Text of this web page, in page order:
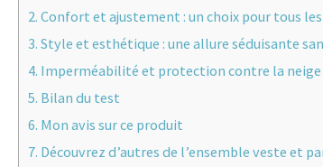
2. Confort et ajustement : un choix pour tous
3. Style et esthétique : une allure séduisante
4. Imperméabilité et protection contre la
5. Bilan du test
6. Mon avis sur ce produit
7. Découvrez d’autres de l’ensemble veste et